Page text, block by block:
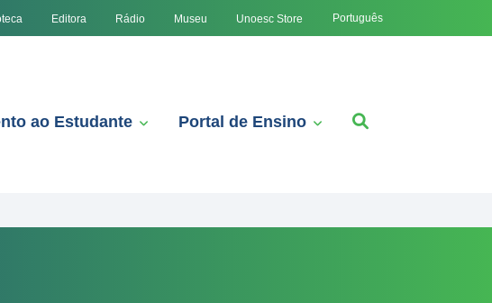
Editora Rádio Museu Unoesc Store Português
ao Estudante Portal de Ensino